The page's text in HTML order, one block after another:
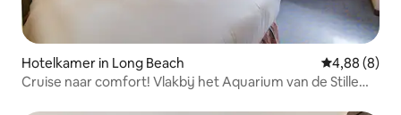
Hotelkamer in Long Beach Gemiddelde
4,88 (8)
Cruise naar comfort! Vlakbij het Aquarium van de Stille